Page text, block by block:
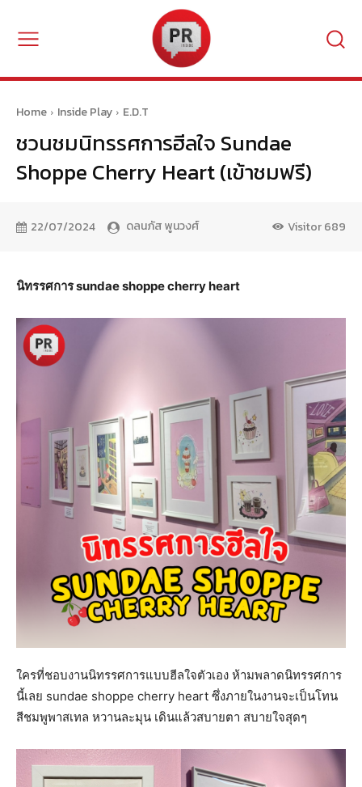
Home Inside Play E.D.T
ชวนชมนิทรรศการฮีลใจ Sundae
Shoppe Cherry Heart (เข้าชมฟรี)
22/07/2024 ดลนภัส พูนวงศ์ Visitor689
นิทรรศการ sundae shoppe cherry heart
ใครที่ชอบงานนิทรรศการแบบฮีลใจตัวเอง ห้ามพลาดนิทรรศการ
นี้เลย sundae shoppe cherry heart ซึ่งภายในงานจะเป็นโทน
สีชมพูพาสเทล หวานละมุน เดินแล้วสบายตา สบายใจสุดๆ